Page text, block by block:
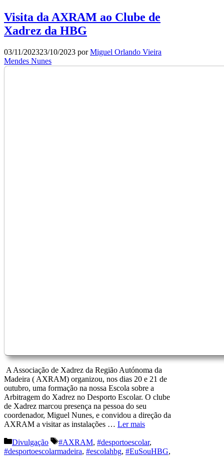
Visita da AXRAM ao Clube de
Xadrez da HBG
03/11/202323/10/2023 porMiguel Orlando Vieira
Mendes Nunes
A Associação de Xadrez da Região Autónoma da
Madeira ( AXRAM) organizou, nos dias 20 e 21 de
outubro, uma formação na nossa Escola sobre a
Arbitragem do Xadrez no Desporto Escolar. O clube
de Xadrez marcou presença na pessoa do seu
coordenador, Miguel Nunes, e convidou a direção da
AXRAM a visitar as instalações … Ler mais
Categorias
Divulgação Etiquetas
#AXRAM, #desportoescolar,
#desportoescolarmadeira, #escolahbg, #EuSouHBG,